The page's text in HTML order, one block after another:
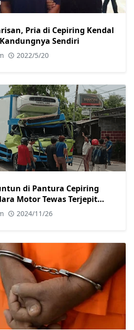
Pria di Cepiring Kendal
Sendiri
2022/5/20
di Pantura Cepiring
Motor Tewas Terjepit
2024/11/26